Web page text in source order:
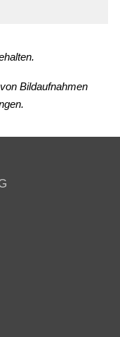
Bildaufnahmen